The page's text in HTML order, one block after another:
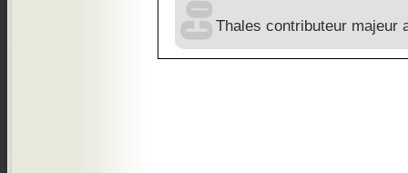
Thales contributeur majeur